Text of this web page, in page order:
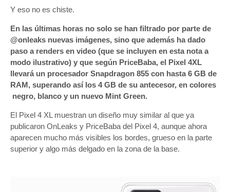
Y eso no es chiste.
En las últimas horas no solo se han filtrado por parte de
@onleaks nuevas imágenes, sino que además ha dado
paso a renders en video (que se incluyen en esta nota a
modo ilustrativo) y que según PriceBaba, el Pixel 4XL
llevará un procesador Snapdragon 855 con hasta 6 GB de
RAM, superando así los 4 GB de su antecesor, en colores
negro, blanco y un nuevo Mint Green.
El Pixel 4 XL muestran un diseño muy similar al que ya
publicaron OnLeaks y PriceBaba del Pixel 4, aunque ahora
aparecen mucho más visibles los bordes, grueso en la parte
superior y algo más delgado en la zona de la base.